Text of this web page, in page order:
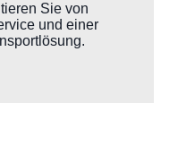
Sie von
und einer